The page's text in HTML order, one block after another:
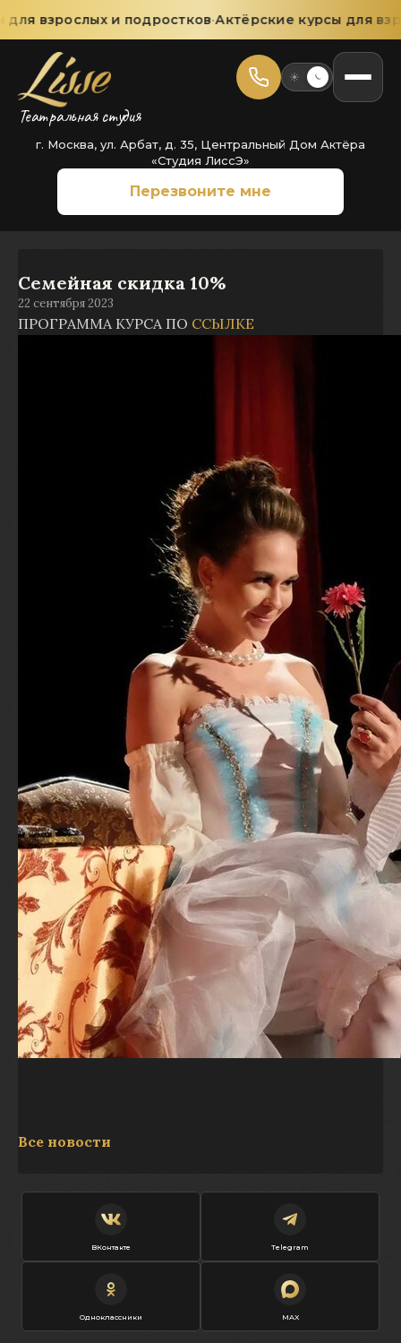
взрослых и подростков·Актёрские курсы для
Театральная студия
г. Москва, ул. Арбат, д. 35, Центральный Дом Актёра
«Студия ЛиссЭ»
Перезвоните мне
Семейная скидка 10%
22 сентября 2023
ПРОГРАММА КУРСА ПО ССЫЛКЕ
Все новости
ВКонтакте Telegram
Одноклассники MAX